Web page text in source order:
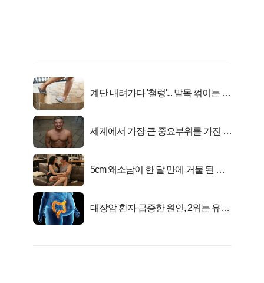
계단 내려가다 '철렁'... 발목 꺾이는 이
세계에서 가장 큰 중요부위를 가진 남
5cm 왜소남이 한 달 만에 거물 된 사
대장암 환자 급증한 원인, 2위는 유산